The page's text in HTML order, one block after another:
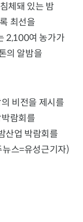
체돼 있는 밤
최선을
2,100여 농가가
의 알밤을
비전을 제시를
람회를
산업 박람회를
스=유성근기자)